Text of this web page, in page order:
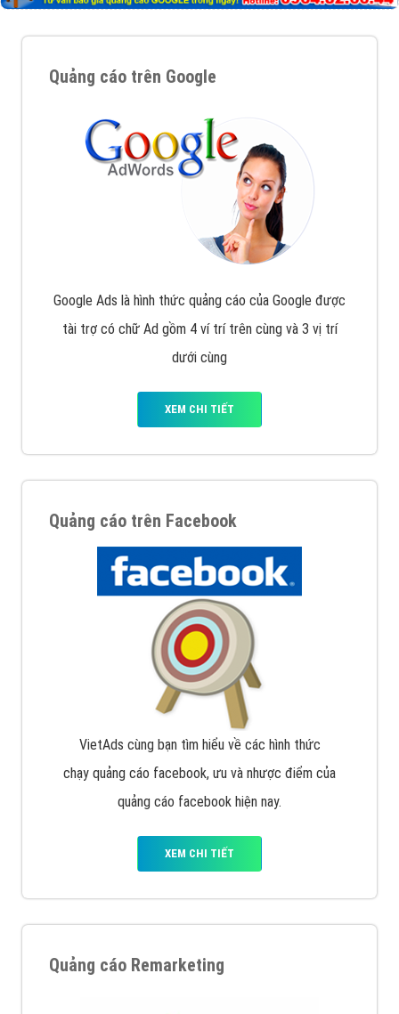
Quảng cáo trên Google
Google Ads là hình thức quảng cáo của Google được
tài trợ có chữ Ad gồm 4 ví trí trên cùng và 3 vị trí
dưới cùng
XEM CHI TIẾT
Quảng cáo trên Facebook
VietAds cùng bạn tìm hiểu về các hình thức
chạy quảng cáo facebook, ưu và nhược điểm của
quảng cáo facebook hiện nay.
XEM CHI TIẾT
Quảng cáo Remarketing